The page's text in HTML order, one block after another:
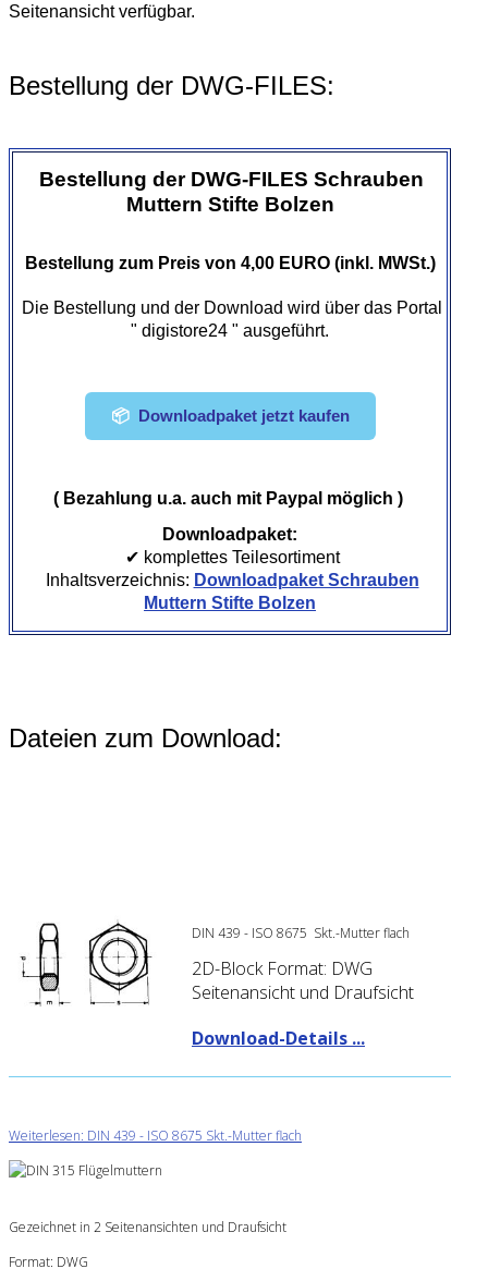
Seitenansicht verfügbar.
Bestellung der DWG-FILES:
Bestellung der DWG-FILES Schrauben
Muttern Stifte Bolzen
Bestellung zum Preis von 4,00 EURO (inkl. MWSt.)
Die Bestellung und der Download wird über das Portal
" digistore24 " ausgeführt.
📦Downloadpaket jetzt kaufen
( Bezahlung u.a. auch mit Paypal möglich )
Downloadpaket:
✔ komplettes Teilesortiment
Inhaltsverzeichnis: Downloadpaket Schrauben
Muttern Stifte Bolzen
Dateien zum Download:
DIN 439 - ISO 8675 Skt.-Mutter flach
2D-Block Format: DWG
Seitenansicht und Draufsicht
Download-Details ...
Weiterlesen: DIN 439 - ISO 8675 Skt.-Mutter flach
Gezeichnet in 2 Seitenansichten und Draufsicht
Format: DWG